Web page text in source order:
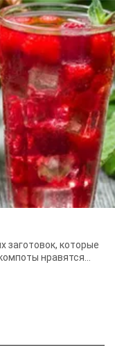
заготовок, которые
нравятся